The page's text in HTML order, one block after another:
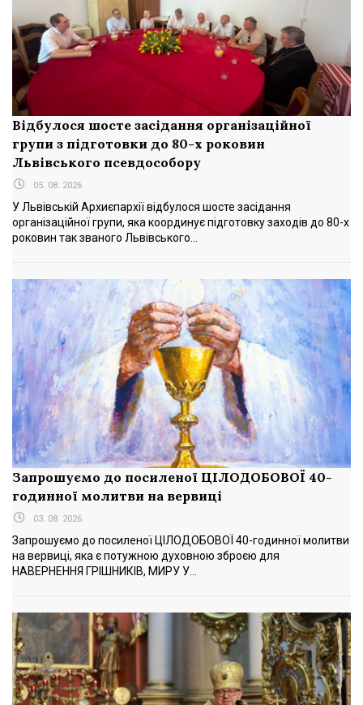
Відбулося шосте засідання організаційної
групи з підготовки до 80-х роковин
Львівського псевдособору
05. 08. 2026
У Львівській Архиєпархії відбулося шосте засідання
організаційної групи, яка координує підготовку заходів до 80-х
роковин так званого Львівського...
Запрошуємо до посиленої ЦІЛОДОБОВОЇ 40-
годинної молитви на вервиці
03. 08. 2026
Запрошуємо до посиленої ЦІЛОДОБОВОЇ 40-годинної молитви
на вервиці, яка є потужною духовною зброєю для
НАВЕРНЕННЯ ГРІШНИКІВ, МИРУ У...